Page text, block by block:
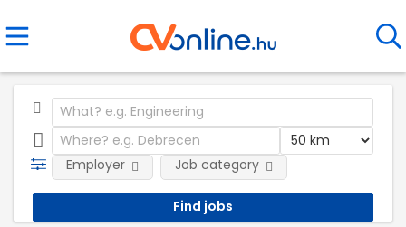
Employer Job category